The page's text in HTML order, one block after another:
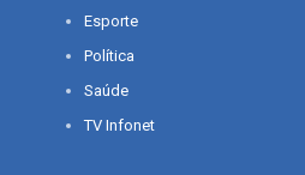
Esporte
Política
Saúde
TV Infonet